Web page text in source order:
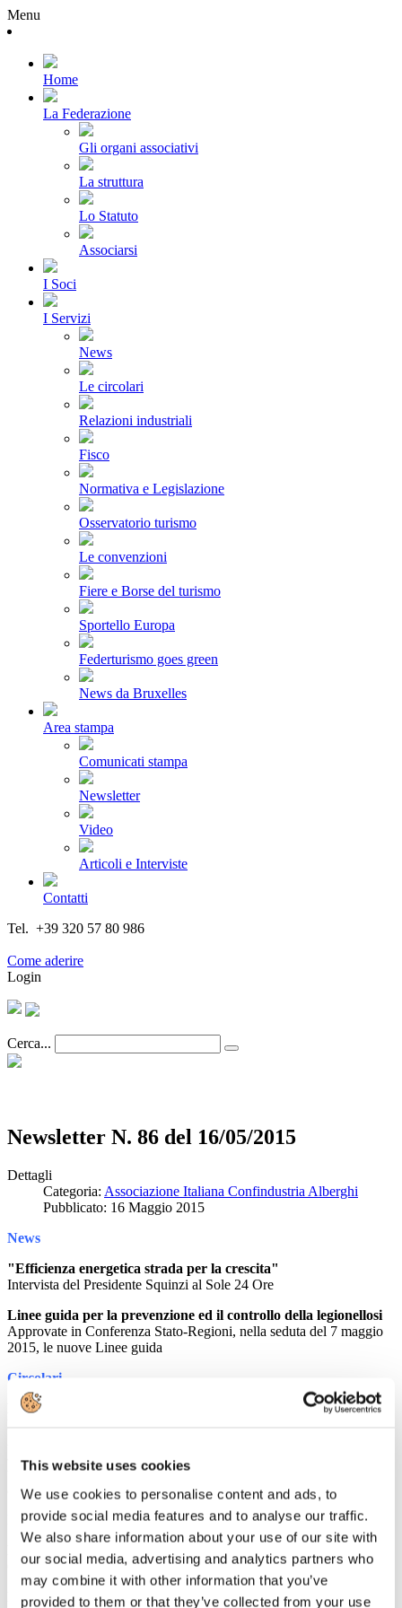
This website uses cookies
We use cookies to personalise content and ads, to
provide social media features and to analyse our traffic.
We also share information about your use of our site with
our social media, advertising and analytics partners who
may combine it with other information that you’ve
provided to them or that they’ve collected from your use
Menu
Home
La Federazione
Gli organi associativi
La struttura
Lo Statuto
Associarsi
I Soci
I Servizi
News
Le circolari
Relazioni industriali
Fisco
Normativa e Legislazione
Osservatorio turismo
Le convenzioni
Fiere e Borse del turismo
Sportello Europa
Federturismo goes green
News da Bruxelles
Area stampa
Comunicati stampa
Newsletter
Video
Articoli e Interviste
Contatti
Tel. +39 320 57 80 986
Come aderire
Login
Cerca...
Newsletter N. 86 del 16/05/2015
Dettagli
Categoria: Associazione Italiana Confindustria Alberghi
Pubblicato: 16 Maggio 2015
News
"Efficienza energetica strada per la crescita"
Intervista del Presidente Squinzi al Sole 24 Ore
Linee guida per la prevenzione ed il controllo della legionellosi
Approvate in Conferenza Stato-Regioni, nella seduta del 7 maggio
2015, le nuove Linee guida
Circolari
PRIVACY. LE LINEE GUIDA DEL GARANTE PRIVACY
alcune indicazioni per semplificare e uniformare gli adempimenti in
tema di informativa e consenso connessi allo svolgimento delle
attività di profilazione
Rassegna Stampa
Expo sui social: 1,3 milioni di tweet nell'ultimo anno
GUIDA VIAGGI
Expo, bilancio positivo per i primi dieci giorni della